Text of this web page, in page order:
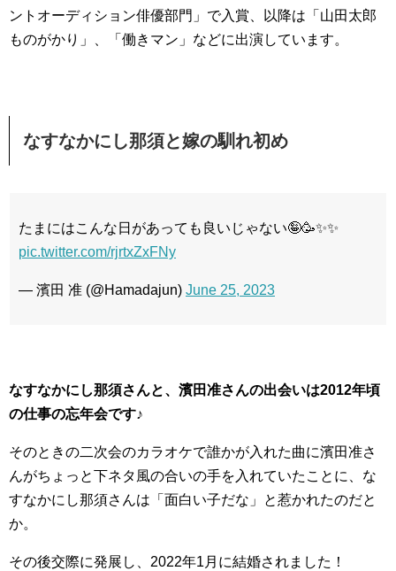
ントオーディション俳優部門」で入賞、以降は「山田太郎
ものがかり」、「働きマン」などに出演しています。
なすなかにし那須と嫁の馴れ初め
たまにはこんな日があっても良いじゃない🤪🥳✨✨
pic.twitter.com/rjrtxZxFNy
— 濱田 准 (@Hamadajun) June 25, 2023
なすなかにし那須さんと、濱田准さんの出会いは2012年頃
の仕事の忘年会です♪
そのときの二次会のカラオケで誰かが入れた曲に濱田准さ
んがちょっと下ネタ風の合いの手を入れていたことに、な
すなかにし那須さんは「面白い子だな」と惹かれたのだと
か。
その後交際に発展し、2022年1月に結婚されました！